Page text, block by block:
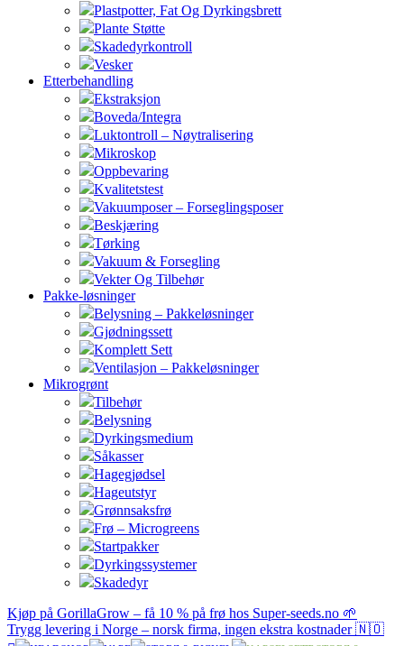
Plastpotter, Fat Og Dyrkingsbrett
Plante Støtte
Skadedyrkontroll
Vesker
Etterbehandling
Ekstraksjon
Boveda/Integra
Luktontroll – Nøytralisering
Mikroskop
Oppbevaring
Kvalitetstest
Vakuumposer – Forseglingsposer
Beskjæring
Tørking
Vakuum & Forsegling
Vekter Og Tilbehør
Pakke-løsninger
Belysning – Pakkeløsninger
Gjødningssett
Komplett Sett
Ventilasjon – Pakkeløsninger
Mikrogrønt
Tilbehør
Belysning
Dyrkingsmedium
Såkasser
Hagegjødsel
Hageutstyr
Grønnsaksfrø
Frø – Microgreens
Startpakker
Dyrkingssystemer
Skadedyr
Kjøp på GorillaGrow – få 10 % på frø hos Super-seeds.no 🌱
Trygg levering i Norge – norsk firma, ingen ekstra kostnader 🇳🇴